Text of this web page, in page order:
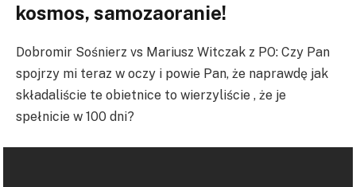
kosmos, samozaoranie!
Dobromir Sośnierz vs Mariusz Witczak z PO: Czy Pan
spojrzy mi teraz w oczy i powie Pan, że naprawdę jak
składaliście te obietnice to wierzyliście , że je
spełnicie w 100 dni?